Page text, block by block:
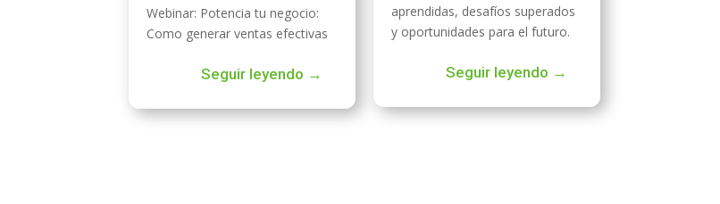
Webinar: Potencia tu negocio:
Como generar ventas efectivas
Seguir leyendo →
aprendidas, desafíos superados
y oportunidades para el futuro.
Seguir leyendo →